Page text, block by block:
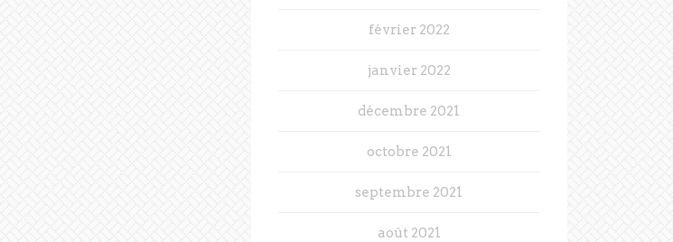
février 2022
janvier 2022
décembre 2021
octobre 2021
septembre 2021
août 2021